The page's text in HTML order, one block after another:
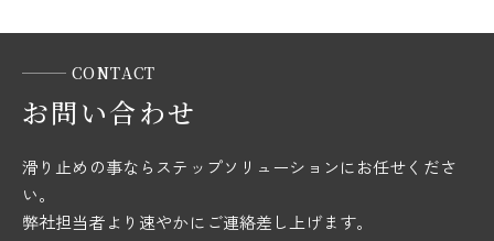
CONTACT
お問い合わせ
滑り止めの事ならステップソリューションにお任せくださ
い。
弊社担当者より速やかにご連絡差し上げます。